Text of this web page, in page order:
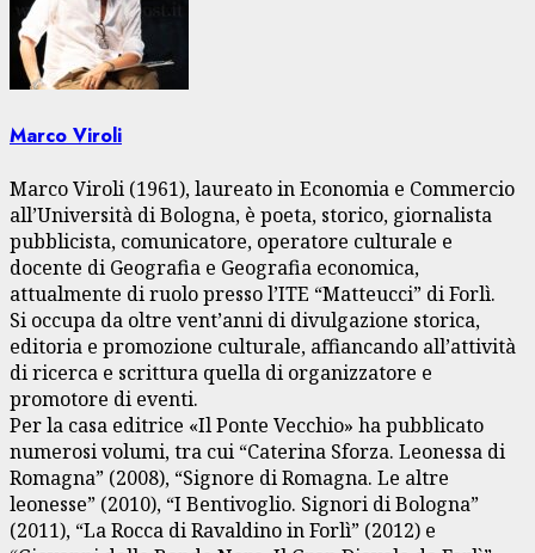
Marco Viroli
Marco Viroli (1961), laureato in Economia e Commercio
all’Università di Bologna, è poeta, storico, giornalista
pubblicista, comunicatore, operatore culturale e
docente di Geografia e Geografia economica,
attualmente di ruolo presso l’ITE “Matteucci” di Forlì.
Si occupa da oltre vent’anni di divulgazione storica,
editoria e promozione culturale, affiancando all’attività
di ricerca e scrittura quella di organizzatore e
promotore di eventi.
Per la casa editrice «Il Ponte Vecchio» ha pubblicato
numerosi volumi, tra cui “Caterina Sforza. Leonessa di
Romagna” (2008), “Signore di Romagna. Le altre
leonesse” (2010), “I Bentivoglio. Signori di Bologna”
(2011), “La Rocca di Ravaldino in Forlì” (2012) e